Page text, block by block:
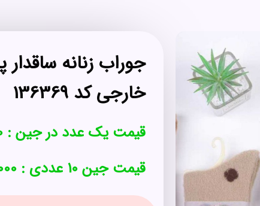
جوراب زنانه
خارجی کد 136369
قیمت یک عدد در جین :
قیمت جین 10 عددی : 1,320,000 تومان